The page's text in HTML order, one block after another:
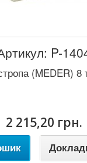
P-
(MEDER) 8
2 215,20 грн.